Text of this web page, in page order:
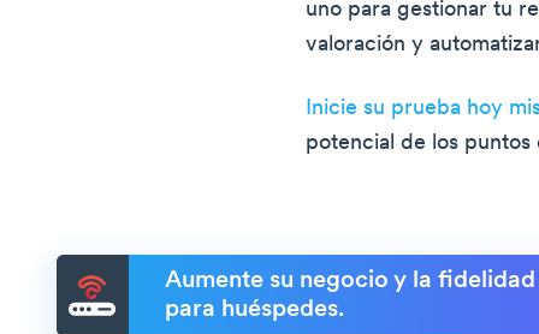
uno para gestionar tu
valoración y
Inicie su prueba hoy
potencial de los
Aumente su negocio y la
para huéspedes.